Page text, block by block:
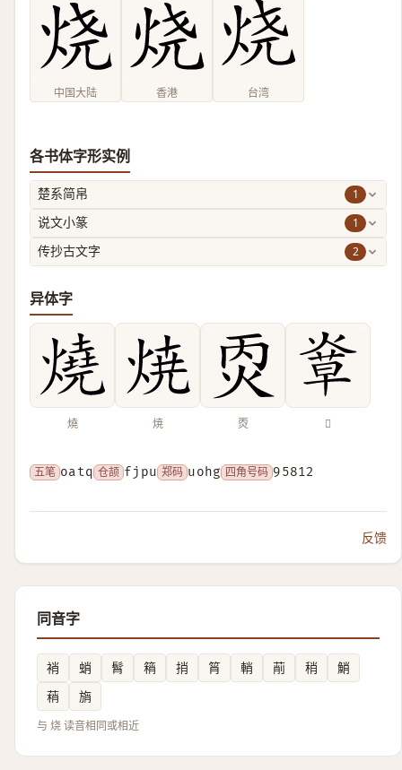
中国大陆 香港 台湾
各书体字形实例
楚系简帛 1
说文小篆 1
传抄古文字 2
异体字
燒 焼 㶮 𤌸
五笔 oatq 仓颉 fjpu 郑码 uohg 四角号码 95812
反馈
同音字
䘯 蛸 髾 䈾 捎 筲 輎 萷 稍
鮹
䔠
旓
与 烧 读音相同或相近